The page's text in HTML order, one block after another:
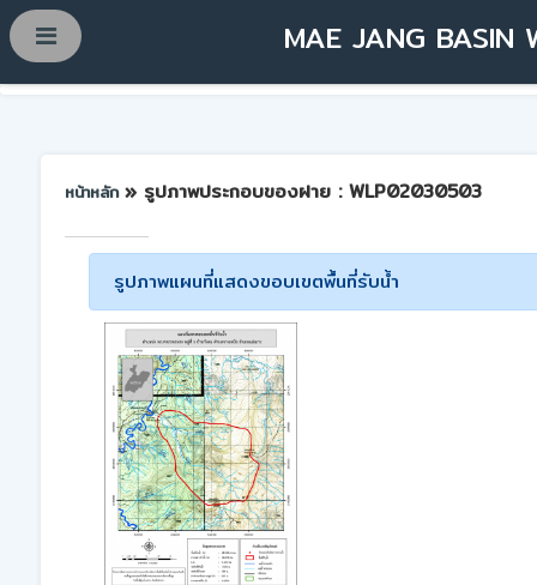
MAE JANG BASIN
หน้าหลัก » รูปภาพประกอบของฝาย : WLP02030503
รูปภาพแผนที่แสดงขอบเขตพื้นที่รับน้ำ